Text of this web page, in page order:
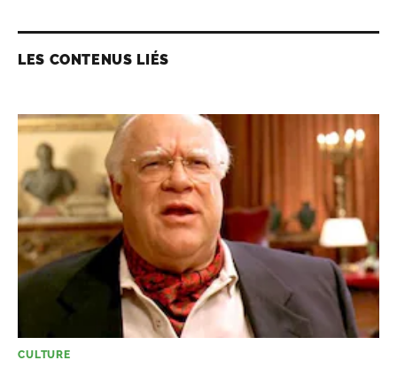
LES CONTENUS LIÉS
CULTURE